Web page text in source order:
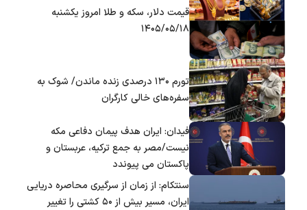
قیمت دلار، سکه و طلا امروز یکشنبه
۱۴۰۵/۰۵/۱۸
تورم ۱۳۰ درصدی زنده ماندن/ شوک به
سفره‌های خالی کارگران
فیدان: ایران هدف پیمان دفاعی مکه
نیست/مصر به جمع ترکیه، عربستان و
پاکستان می پیوندد
سنتکام: از زمان از سرگیری محاصره دریایی
ایران، مسیر بیش از ۵۰ کشتی را تغییر